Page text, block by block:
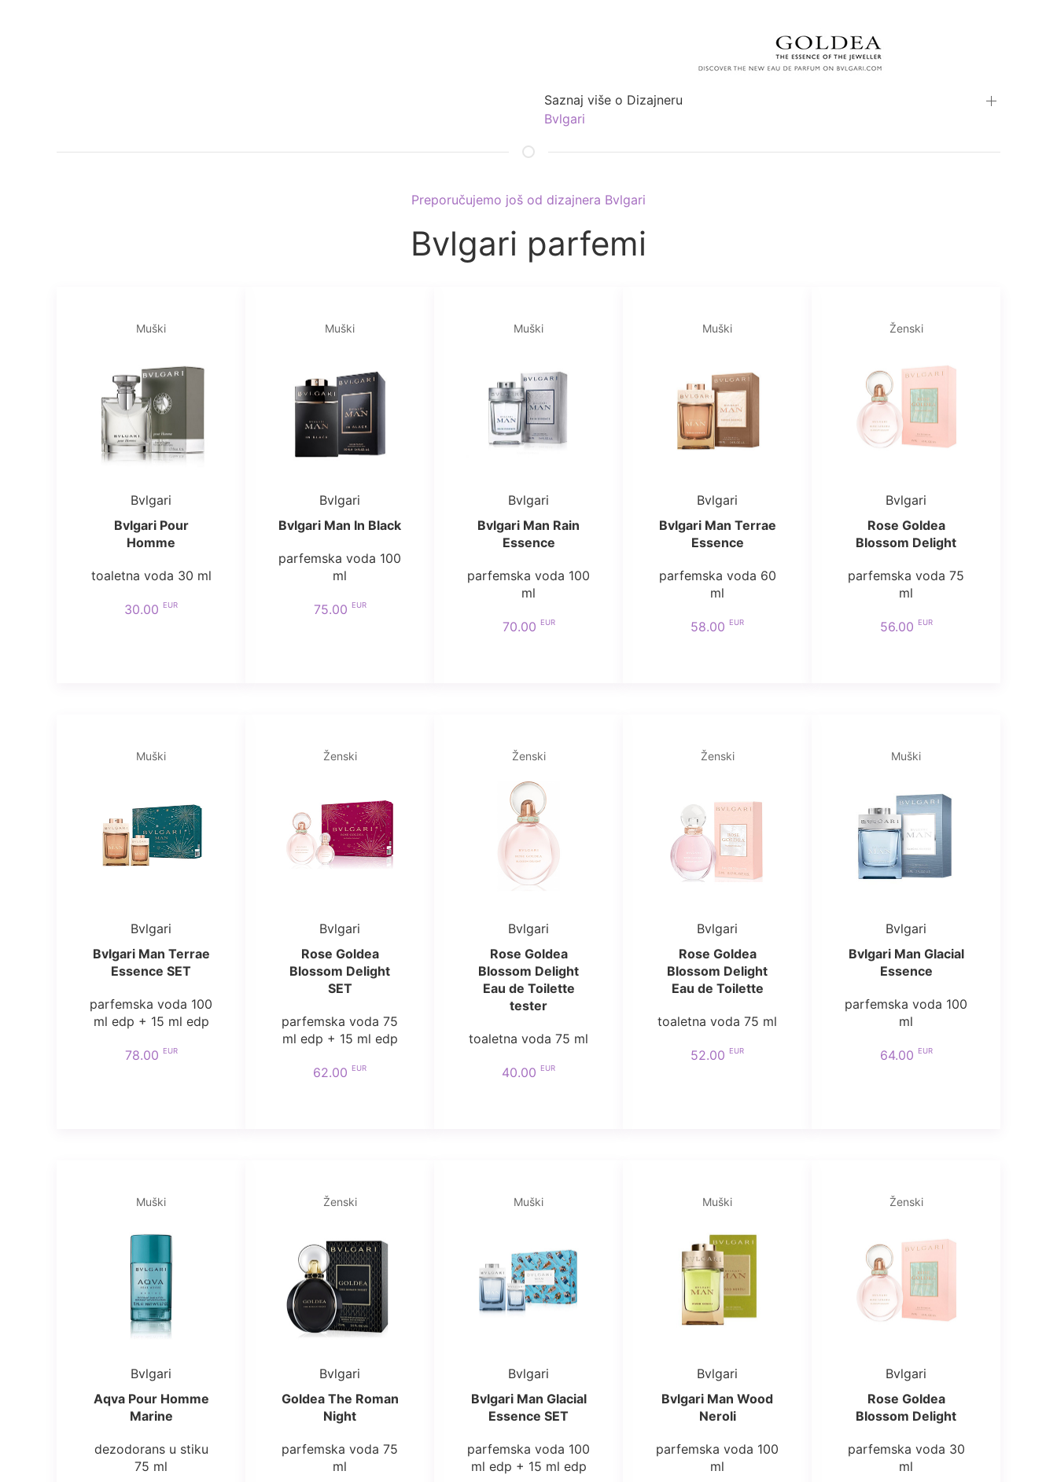
Saznaj više o Dizajneru
Bvlgari
Preporučujemo još od dizajnera Bvlgari
Bvlgari parfemi
Muški
Bvlgari
Bvlgari Pour
Homme
toaletna voda 30 ml
30.00 EUR
Muški
Bvlgari
Bvlgari Man In Black
parfemska voda 100
ml
75.00 EUR
Muški
Bvlgari
Bvlgari Man Rain
Essence
parfemska voda 100
ml
70.00 EUR
Muški
Bvlgari
Bvlgari Man Terrae
Essence
parfemska voda 60
ml
58.00 EUR
Ženski
Bvlgari
Rose Goldea
Blossom Delight
parfemska voda 75
ml
56.00 EUR
Muški
Bvlgari
Bvlgari Man Terrae
Essence SET
parfemska voda 100
ml edp + 15 ml edp
78.00 EUR
Ženski
Bvlgari
Rose Goldea
Blossom Delight
SET
parfemska voda 75
ml edp + 15 ml edp
62.00 EUR
Ženski
Bvlgari
Rose Goldea
Blossom Delight
Eau de Toilette
tester
toaletna voda 75 ml
40.00 EUR
Ženski
Bvlgari
Rose Goldea
Blossom Delight
Eau de Toilette
toaletna voda 75 ml
52.00 EUR
Muški
Bvlgari
Bvlgari Man Glacial
Essence
parfemska voda 100
ml
64.00 EUR
Muški
Bvlgari
Aqva Pour Homme
Marine
dezodorans u stiku
75 ml
Ženski
Bvlgari
Goldea The Roman
Night
parfemska voda 75
ml
Muški
Bvlgari
Bvlgari Man Glacial
Essence SET
parfemska voda 100
ml edp + 15 ml edp
Muški
Bvlgari
Bvlgari Man Wood
Neroli
parfemska voda 100
ml
Ženski
Bvlgari
Rose Goldea
Blossom Delight
parfemska voda 30
ml